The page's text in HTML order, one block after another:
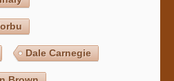
Dale Carnegie